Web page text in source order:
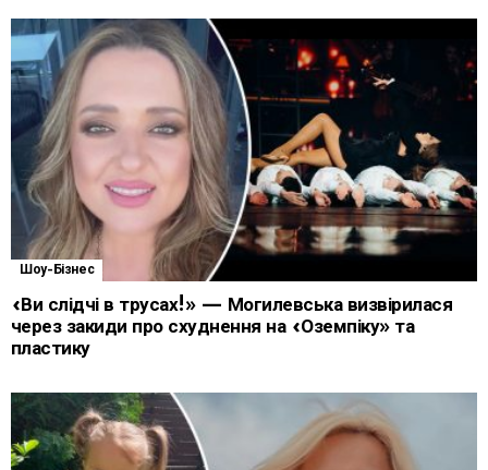
Шоу-Бізнес
«Ви слідчі в трусах!» — Могилевська визвірилася
через закиди про схуднення на «Оземпіку» та
пластику